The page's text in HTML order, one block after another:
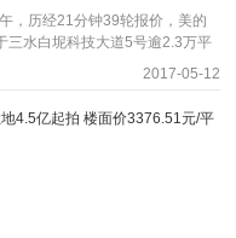
天，爱乐小镇的太空悬浮人巴
，更是有多名宇航员穿梭于城区
起全城市民围观欢呼，现场也是
乐之旅。 来到爱乐小镇之后，
；现场还为宾客们准备了太空乐
整 点抽奖环节，将现场氛围推
除了给现场来宾带来一场视听
目规划和产品有了更深入的了
与保利地产合作开发的保利爱
大湾区的重要一员，是整个湾区
，历经21分钟39轮报价，美的
三水白坭科技大道5号逾2.3万平
览 此前推出的3、4号地块均
今早竞拍的3号地更是将楼面价
之外。【拓展阅读：.>>>5464
入佛山>>>中昂5892元/平二度
：五区整体库存量紧缺 拍地高
量紧缺，三水各个板块货量也
2017-05-12
4.5亿起拍 楼面价3376.51元/平